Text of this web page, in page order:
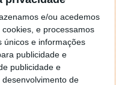
e/ou acedemos
e processamos
únicos e informações
publicidade e
publicidade e
de
de forçar o uso do
de outra dica fico
a mesma